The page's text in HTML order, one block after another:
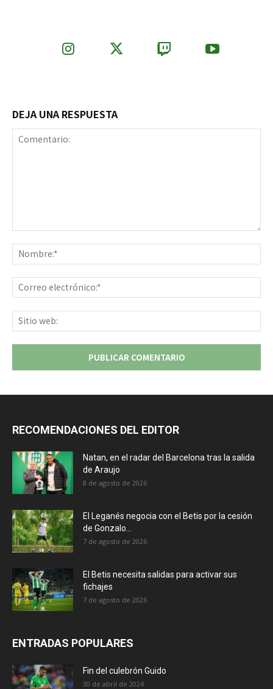
DEJA UNA RESPUESTA
RECOMENDACIONES DEL EDITOR
Natan, en el radar del Barcelona tras la salida
de Araujo
8 de agosto de 2026
El Leganés negocia con el Betis por la cesión
de Gonzalo...
7 de agosto de 2026
El Betis necesita salidas para activar sus
fichajes
7 de agosto de 2026
ENTRADAS POPULARES
Fin del culebrón Guido
30 de abril de 2024